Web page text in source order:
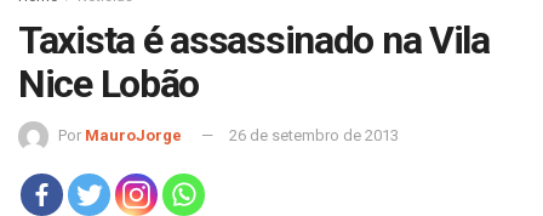
Taxista é assassinado na Vila
Nice Lobão
Por MauroJorge 26 de setembro de 2013